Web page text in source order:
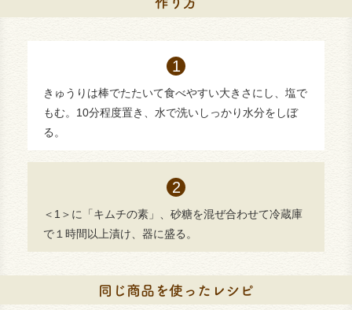
きゅうりは棒でたたいて食べやすい大きさにし、塩で
もむ。10分程度置き、水で洗いしっかり水分をしぼ
る。
＜1＞に「キムチの素」、砂糖を混ぜ合わせて冷蔵庫
で１時間以上漬け、器に盛る。